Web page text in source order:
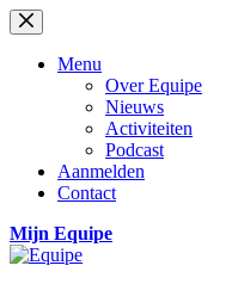
Ga
naar
Menu
Over Equipe
Nieuws
Activiteiten
Podcast
Aanmelden
Contact
Mijn Equipe